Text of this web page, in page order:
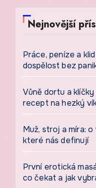
Nejnovější
Práce, peníze a
dospělost bez
Vůně dortu a
recept na hezký
Muž, stroj a míra: o
které nás definují
První erotická
co čekat a jak